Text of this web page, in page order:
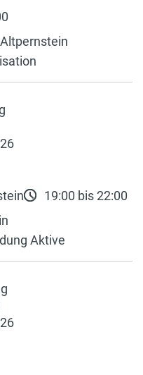
19:00 bis 22:00
Aktive